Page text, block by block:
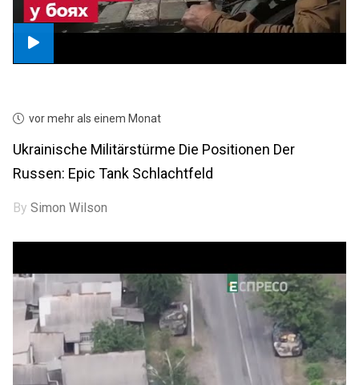
vor mehr als einem Monat
Ukrainische Militärstürme Die Positionen Der
Russen: Epic Tank Schlachtfeld
BySimon Wilson